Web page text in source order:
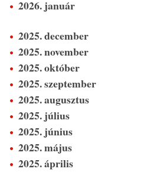
2026. január
2025. december
2025. november
2025. október
2025. szeptember
2025. augusztus
2025. július
2025. június
2025. május
2025. április